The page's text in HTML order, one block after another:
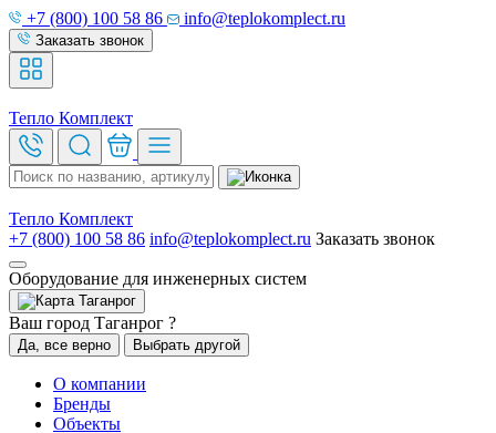
+7 (800) 100 58 86 info@teplokomplect.ru
Заказать звонок
Тепло Комплект
Тепло Комплект
+7 (800) 100 58 86 info@teplokomplect.ru Заказать звонок
Оборудование для инженерных систем
Таганрог
Ваш город Таганрог ?
Да, все верно Выбрать другой
О компании
Бренды
Объекты